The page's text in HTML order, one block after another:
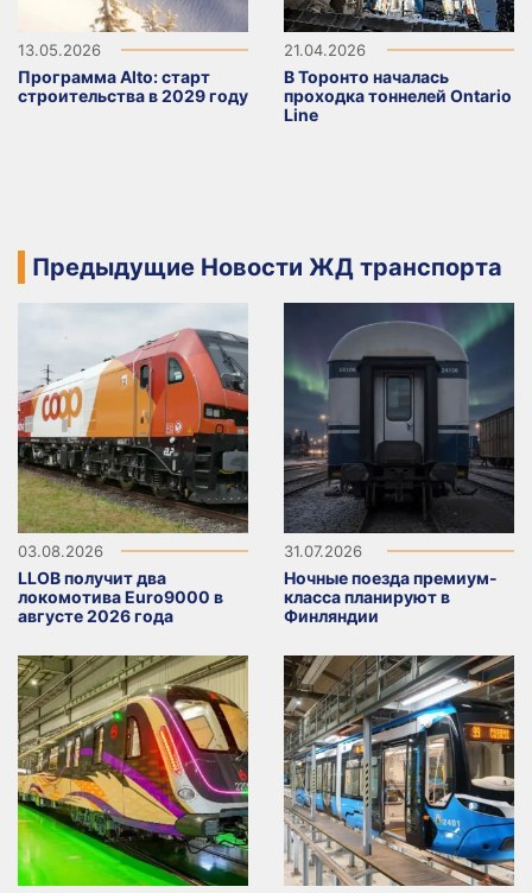
13.05.2026
Программа Alto: старт
строительства в 2029 году
21.04.2026
В Торонто началась
проходка тоннелей Ontario
Line
Предыдущие Новости ЖД транспорта
03.08.2026
LLOB получит два
локомотива Euro9000 в
августе 2026 года
31.07.2026
Ночные поезда премиум-
класса планируют в
Финляндии